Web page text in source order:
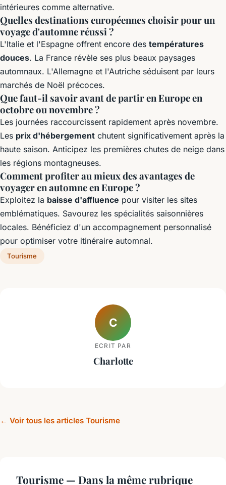
intérieures comme alternative.
Quelles destinations européennes choisir pour un
voyage d'automne réussi ?
L'Italie et l'Espagne offrent encore des températures
douces. La France révèle ses plus beaux paysages
automnaux. L'Allemagne et l'Autriche séduisent par leurs
marchés de Noël précoces.
Que faut-il savoir avant de partir en Europe en
octobre ou novembre ?
Les journées raccourcissent rapidement après novembre.
Les prix d'hébergement chutent significativement après la
haute saison. Anticipez les premières chutes de neige dans
les régions montagneuses.
Comment profiter au mieux des avantages de
voyager en automne en Europe ?
Exploitez la baisse d'affluence pour visiter les sites
emblématiques. Savourez les spécialités saisonnières
locales. Bénéficiez d'un accompagnement personnalisé
pour optimiser votre itinéraire automnal.
Tourisme
C
ECRIT PAR
Charlotte
← Voir tous les articles Tourisme
Tourisme — Dans la même rubrique